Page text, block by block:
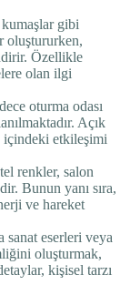
gibi
oluştururken,
Özellikle
olan ilgi
oturma odası
Açık
içindeki etkileşimi
renkler, salon
Bunun yanı sıra,
ve hareket
sanat eserleri veya
oluşturmak,
kişisel tarzı